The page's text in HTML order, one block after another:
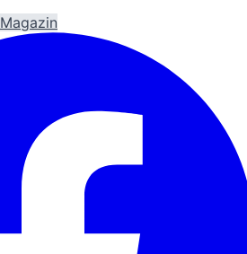
Magazin